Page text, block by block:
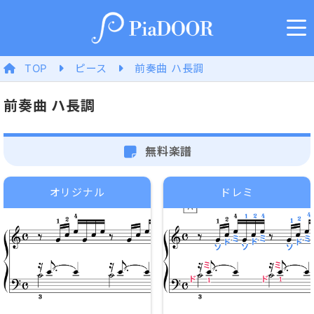
TOP ピース 前奏曲 ハ長調
前奏曲 ハ長調
無料楽譜
オリジナル ドレミ